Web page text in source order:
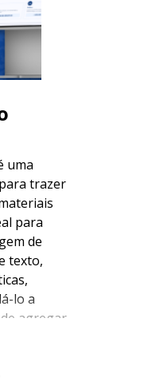
uma
trazer
para
de
texto,
lo a
agregar